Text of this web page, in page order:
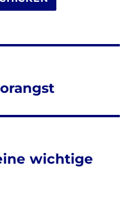
wichtige